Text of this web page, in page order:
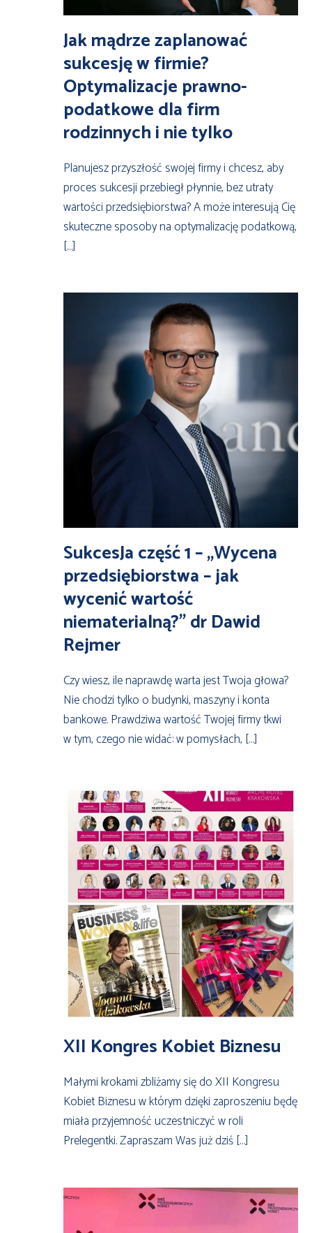
Jak mądrze zaplanować
sukcesję w firmie?
Optymalizacje prawno-
podatkowe dla firm
rodzinnych i nie tylko
Planujesz przyszłość swojej firmy i chcesz, aby
proces sukcesji przebiegł płynnie, bez utraty
wartości przedsiębiorstwa? A może interesują Cię
skuteczne sposoby na optymalizację podatkową,
[…]
SukcesJa część 1 – „Wycena
przedsiębiorstwa – jak
wycenić wartość
niematerialną?” dr Dawid
Rejmer
Czy wiesz, ile naprawdę warta jest Twoja głowa?
Nie chodzi tylko o budynki, maszyny i konta
bankowe. Prawdziwa wartość Twojej firmy tkwi
w tym, czego nie widać: w pomysłach, […]
XII Kongres Kobiet Biznesu
Małymi krokami zbliżamy się do XII Kongresu
Kobiet Biznesu w którym dzięki zaproszeniu będę
miała przyjemność uczestniczyć w roli
Prelegentki. Zapraszam Was już dziś […]